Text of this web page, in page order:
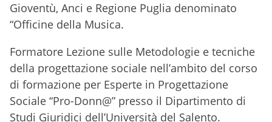
Gioventù, Anci e Regione Puglia denominato
“Officine della Musica.
Formatore Lezione sulle Metodologie e tecniche
della progettazione sociale nell’ambito del corso
di formazione per Esperte in Progettazione
Sociale “Pro-Donn@” presso il Dipartimento di
Studi Giuridici dell’Università del Salento.